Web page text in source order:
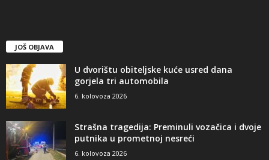
JOŠ OBJAVA
U dvorištu obiteljske kuće usred dana
gorjela tri automobila
6. kolovoza 2026
Strašna tragedija: Preminuli vozačica i dvoje
putnika u prometnoj nesreći
6. kolovoza 2026